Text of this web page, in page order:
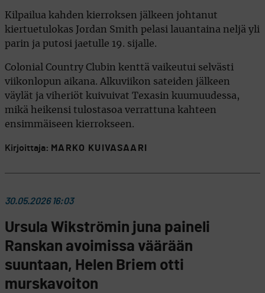
Kilpailua kahden kierroksen jälkeen johtanut
kiertuetulokas Jordan Smith pelasi lauantaina neljä yli
parin ja putosi jaetulle 19. sijalle.
Colonial Country Clubin kenttä vaikeutui selvästi
viikonlopun aikana. Alkuviikon sateiden jälkeen
väylät ja viheriöt kuivuivat Texasin kuumuudessa,
mikä heikensi tulostasoa verrattuna kahteen
ensimmäiseen kierrokseen.
Kirjoittaja: MARKO KUIVASAARI
30.05.2026 16:03
Ursula Wikströmin juna paineli
Ranskan avoimissa väärään
suuntaan, Helen Briem otti
murskavoiton